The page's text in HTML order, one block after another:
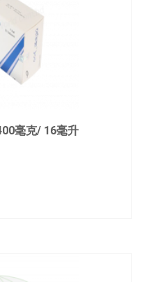
毫克/ 16毫升